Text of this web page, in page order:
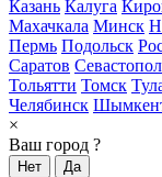
Казань Калуга
Махачкала Минск
Пермь Подольск
Саратов
Тольятти Томск
Челябинск
×
Ваш город ?
Нет Да